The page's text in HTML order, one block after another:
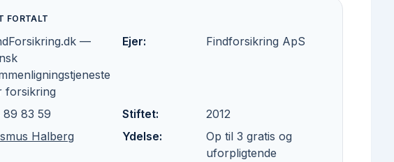
FORTALT
—
forsikring
Ejer: Findforsikring ApS
89 83 59 Stiftet:
2012
Halberg Ydelse:
Op til 3 gratis og
uforpligtende